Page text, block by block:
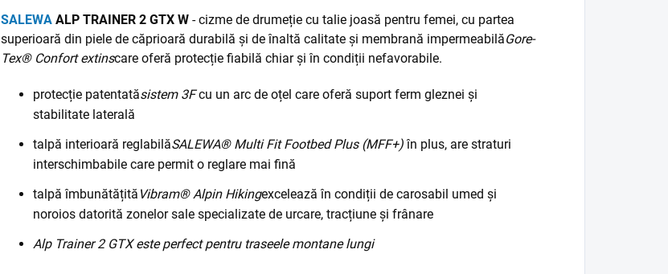
SALEWA ALP TRAINER 2 GTX W - cizme de drumeție cu talie joasă pentru femei, cu partea
superioară din piele de căprioară durabilă și de înaltă calitate și membrană impermeabilăGore-
Tex® Confort extinscare oferă protecție fiabilă chiar și în condiții nefavorabile.
protecție patentatăsistem 3Fcu un arc de oțel care oferă suport ferm gleznei și
stabilitate laterală
talpă interioară reglabilăSALEWA® Multi Fit Footbed Plus (MFF+)în plus, are straturi
interschimbabile care permit o reglare mai fină
talpă îmbunătățită Vibram® Alpin Hikingexcelează în condiții de carosabil umed și
noroios datorită zonelor sale specializate de urcare, tracțiune și frânare
Alp Trainer 2 GTX este perfect pentru traseele montane lungi